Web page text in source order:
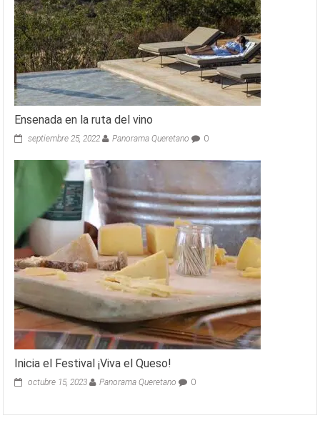
Ensenada en la ruta del vino
septiembre 25, 2022 Panorama Queretano 0
Inicia el Festival ¡Viva el Queso!
octubre 15, 2023 Panorama Queretano 0